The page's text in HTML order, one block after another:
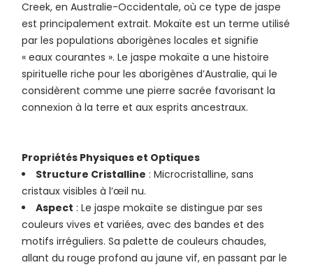
Creek, en Australie-Occidentale, où ce type de jaspe
est principalement extrait. Mokaïte est un terme utilisé
par les populations aborigènes locales et signifie
« eaux courantes ». Le jaspe mokaïte a une histoire
spirituelle riche pour les aborigènes d’Australie, qui le
considèrent comme une pierre sacrée favorisant la
connexion à la terre et aux esprits ancestraux.
Propriétés Physiques et Optiques
Structure Cristalline : Microcristalline, sans
cristaux visibles à l’œil nu.
Aspect : Le jaspe mokaïte se distingue par ses
couleurs vives et variées, avec des bandes et des
motifs irréguliers. Sa palette de couleurs chaudes,
allant du rouge profond au jaune vif, en passant par le